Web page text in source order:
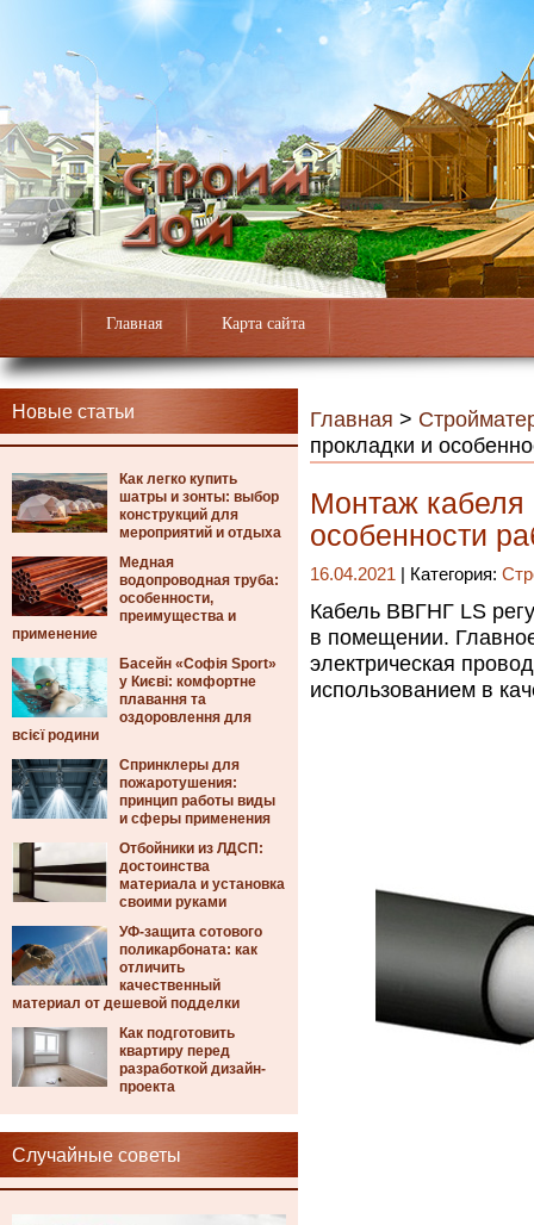
Главная Карта сайта
Новые статьи
Как легко купить
шатры и зонты: выбор
конструкций для
мероприятий и отдыха
Медная
водопроводная труба:
особенности,
преимущества и
применение
Басейн «Софія Sport»
у Києві: комфортне
плавання та
оздоровлення для
всієї родини
Спринклеры для
пожаротушения:
принцип работы виды
и сферы применения
Отбойники из ЛДСП:
достоинства
материала и установка
своими руками
УФ-защита сотового
поликарбоната: как
отличить
качественный
материал от дешевой подделки
Как подготовить
квартиру перед
разработкой дизайн-
проекта
Случайные советы
Главная >
прокладки и
Монтаж
особенности
16.04.2021 | Категория:
Кабель ВВГНГ LS
в помещении.
электрическая
использованием в